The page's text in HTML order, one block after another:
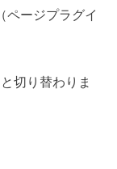
ページプラグイ
切り替わりま